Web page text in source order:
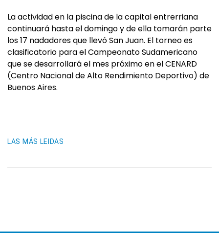
La actividad en la piscina de la capital entrerriana
continuará hasta el domingo y de ella tomarán parte
los 17 nadadores que llevó San Juan. El torneo es
clasificatorio para el Campeonato Sudamericano
que se desarrollará el mes próximo en el CENARD
(Centro Nacional de Alto Rendimiento Deportivo) de
Buenos Aires.
LAS MÁS LEIDAS